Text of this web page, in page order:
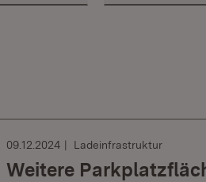
09.12.2024 Ladeinfrastruktur
Weitere